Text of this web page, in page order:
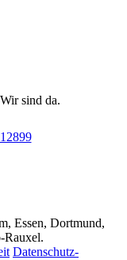
sind da.
Essen, Dortmund,
Rauxel.
Datenschutz-